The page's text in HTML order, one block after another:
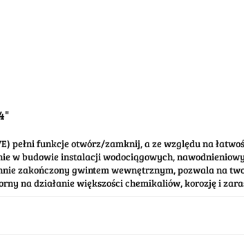
pełni funkcje otwórz/zamknij, a ze względu na
w budowie instalacji wodociągowych,
zakończony gwintem wewnętrznym, pozwala na
na działanie większości chemikaliów, korozję i